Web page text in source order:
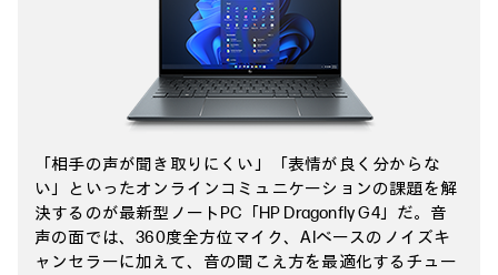
「相手の声が聞き取りにくい」「表情が良く分からな
い」といったオンラインコミュニケーションの課題を解
決するのが最新型ノートPC「HP Dragonfly G4」だ。音
声の面では、360度全方位マイク、AIベースのノイズキ
ャンセラーに加えて、音の聞こえ方を最適化するチュー